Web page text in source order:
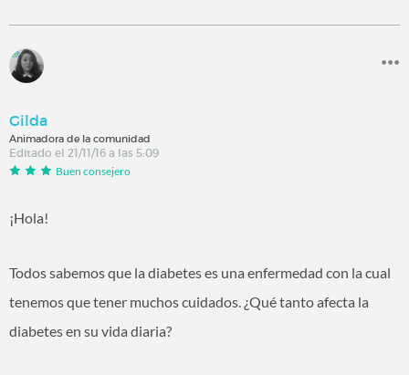
Gilda
Animadora de la comunidad
Editado el 21/11/16 a las 5:09
Buen consejero
¡Hola!
Todos sabemos que la diabetes es una enfermedad con la cual
tenemos que tener muchos cuidados. ¿Qué tanto afecta la
diabetes en su vida diaria?